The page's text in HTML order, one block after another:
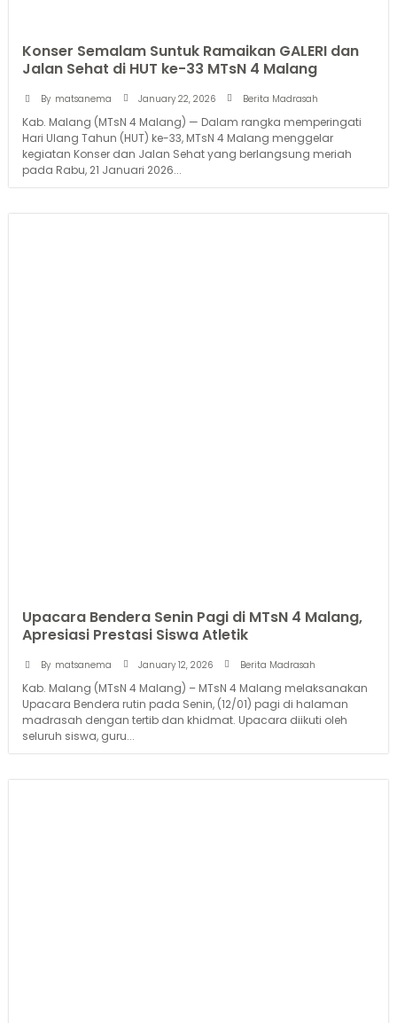
Konser Semalam Suntuk Ramaikan GALERI dan
Jalan Sehat di HUT ke-33 MTsN 4 Malang
By matsanema January 22, 2026 Berita Madrasah
Kab. Malang (MTsN 4 Malang) — Dalam rangka memperingati
Hari Ulang Tahun (HUT) ke-33, MTsN 4 Malang menggelar
kegiatan Konser dan Jalan Sehat yang berlangsung meriah
pada Rabu, 21 Januari 2026...
Upacara Bendera Senin Pagi di MTsN 4 Malang,
Apresiasi Prestasi Siswa Atletik
By matsanema January 12, 2026 Berita Madrasah
Kab. Malang (MTsN 4 Malang) – MTsN 4 Malang melaksanakan
Upacara Bendera rutin pada Senin, (12/01) pagi di halaman
madrasah dengan tertib dan khidmat. Upacara diikuti oleh
seluruh siswa, guru...